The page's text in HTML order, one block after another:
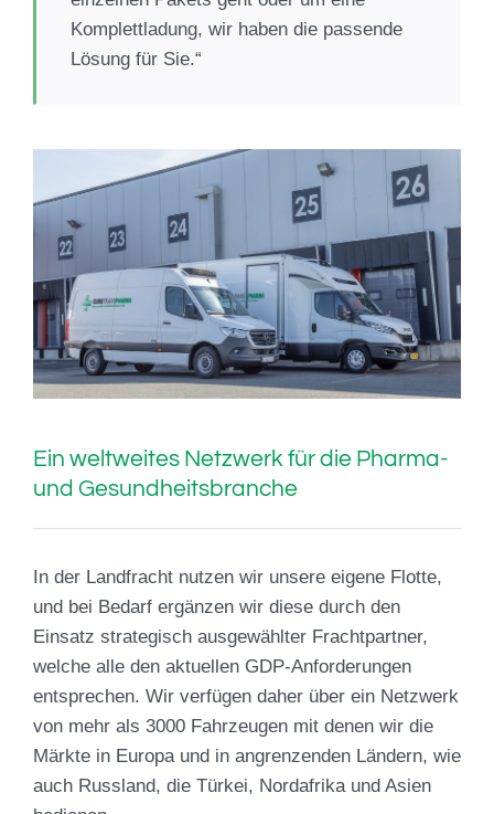
Komplettladung, wir haben die passende
Lösung für Sie.“
Ein weltweites Netzwerk für die Pharma-
und Gesundheitsbranche
In der Landfracht nutzen wir unsere eigene Flotte,
und bei Bedarf ergänzen wir diese durch den
Einsatz strategisch ausgewählter Frachtpartner,
welche alle den aktuellen GDP-Anforderungen
entsprechen. Wir verfügen daher über ein Netzwerk
von mehr als 3000 Fahrzeugen mit denen wir die
Märkte in Europa und in angrenzenden Ländern, wie
auch Russland, die Türkei, Nordafrika und Asien